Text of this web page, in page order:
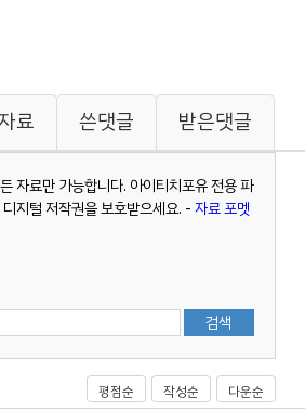
료 쓴댓글 받은댓글
자료만 가능합니다. 아이티치포유 전용 파
지털 저작권을 보호받으세요. -자료 포멧
평점순 작성순 다운순